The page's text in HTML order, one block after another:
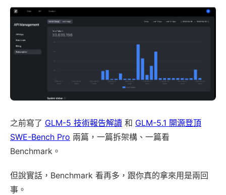
之前寫了 GLM-5 技術報告解讀 和 GLM-5.1 開源登頂
SWE-Bench Pro 兩篇，一篇拆架構、一篇看
Benchmark。
但說實話，Benchmark 看再多，跟你真的拿來用是兩回
事。